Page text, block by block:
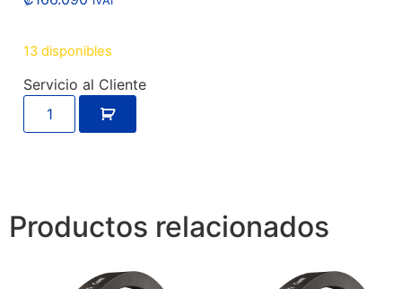
13 disponibles
Servicio al Cliente
Productos relacionados